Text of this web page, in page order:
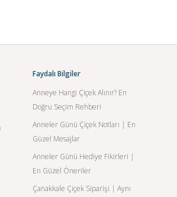
Faydalı Bilgiler
Anneye Hangi Çiçek Alınır? En
Doğru Seçim Rehberi
Anneler Günü Çiçek Notları | En
Güzel Mesajlar
Anneler Günü Hediye Fikirleri |
En Güzel Öneriler
Çanakkale Çiçek Siparişi | Aynı